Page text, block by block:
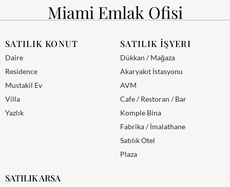
Miami Emlak Ofisi
SATILIK KONUT
Daire
Residence
Mustakil Ev
Villa
Yazlık
SATILIK İŞYERI
Dükkan / Mağaza
Akaryakıt İstasyonu
AVM
Cafe / Restoran / Bar
Komple Bina
Fabrika / İmalathane
Satılık Otel
Plaza
SATILIK ARSA